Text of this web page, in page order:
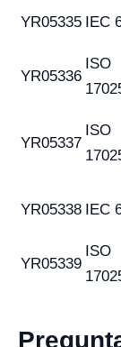
YR05335 IEC
YR05336
ISO
YR05337
ISO
YR05338 IEC
YR05339
ISO